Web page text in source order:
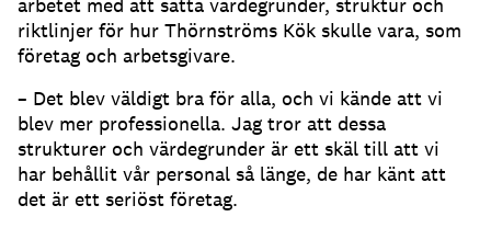
arbetet med att sätta värdegrunder, struktur och
riktlinjer för hur Thörnströms Kök skulle vara, som
företag och arbetsgivare.
– Det blev väldigt bra för alla, och vi kände att vi
blev mer professionella. Jag tror att dessa
strukturer och värdegrunder är ett skäl till att vi
har behållit vår personal så länge, de har känt att
det är ett seriöst företag.